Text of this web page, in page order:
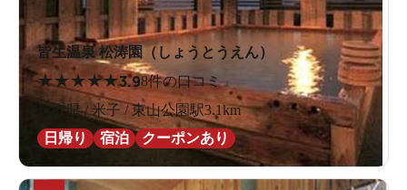
皆生温泉 松涛園（しょうとうえん）
★★★★★3.98件の口コミ
鳥取県 / 米子 / 東山公園駅3.1km
日帰り
宿泊 クーポンあり